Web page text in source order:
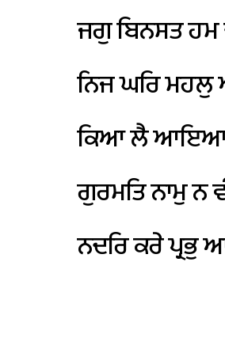
ਜਗੁਬਿਨਸਤਹਮ
ਨਿਜਘਰਿਮਹਲੁ
ਕਿਆਲੈ
ਗੁਰਮਤਿਨਾਮੁਨ
ਨਦਰਿਕਰੇਪ੍ਰਭੁ